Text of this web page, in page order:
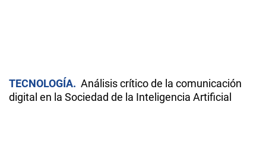
TECNOLOGÍA
Análisis crítico de la comunicación
digital en la Sociedad de la Inteligencia Artificial